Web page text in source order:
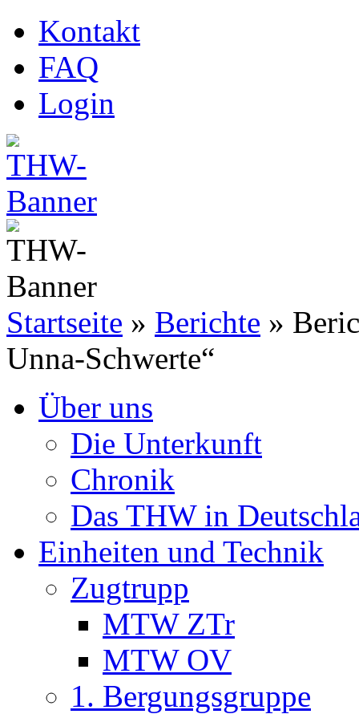
Kontakt
FAQ
Login
Startseite » Berichte »
Unna-Schwerte“
Über uns
Die Unterkunft
Chronik
Das THW in
Einheiten und Technik
Zugtrupp
MTW ZTr
MTW OV
1. Bergungsgruppe